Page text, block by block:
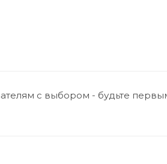
с выбором - будьте